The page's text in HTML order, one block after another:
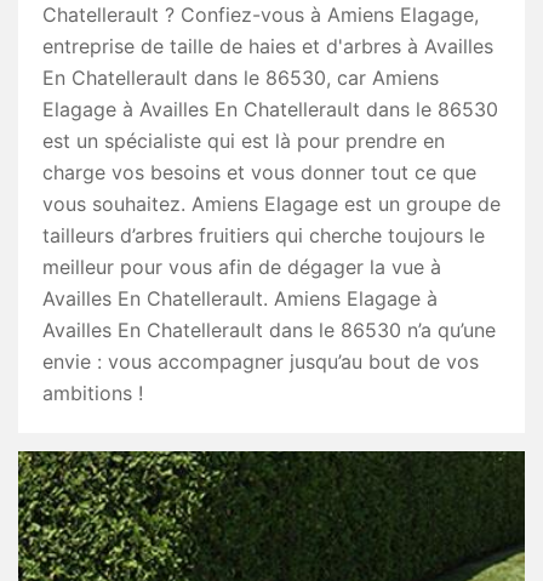
Chatellerault ? Confiez-vous à Amiens Elagage,
entreprise de taille de haies et d'arbres à Availles
En Chatellerault dans le 86530, car Amiens
Elagage à Availles En Chatellerault dans le 86530
est un spécialiste qui est là pour prendre en
charge vos besoins et vous donner tout ce que
vous souhaitez. Amiens Elagage est un groupe de
tailleurs d’arbres fruitiers qui cherche toujours le
meilleur pour vous afin de dégager la vue à
Availles En Chatellerault. Amiens Elagage à
Availles En Chatellerault dans le 86530 n’a qu’une
envie : vous accompagner jusqu’au bout de vos
ambitions !